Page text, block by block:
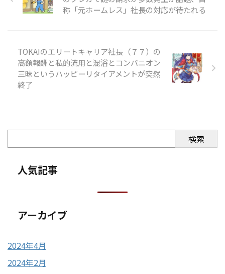
称「元ホームレス」社長の対応が待たれる
TOKAIのエリートキャリア社長（７７）の
高額報酬と私的流用と混浴とコンパニオン
三昧というハッピーリタイアメントが突然
終了
検索
人気記事
アーカイブ
2024年4月
2024年2月